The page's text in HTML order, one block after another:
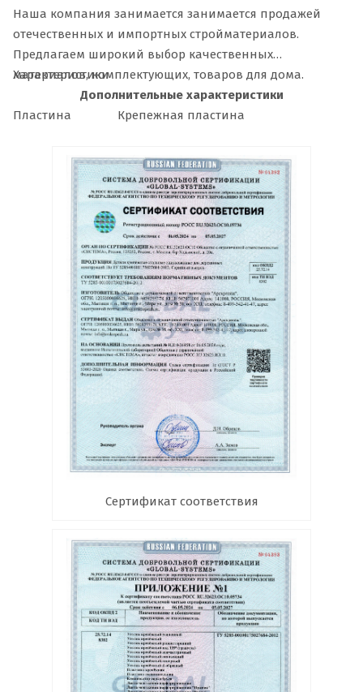
Наша компания занимается занимается продажей
отечественных и импортных стройматериалов.
Предлагаем широкий выбор качественных
материалов, комплектующих, товаров для дома.
Характеристики
Дополнительные характеристики
Пластина
Крепежная пластина
Сертификат соответствия